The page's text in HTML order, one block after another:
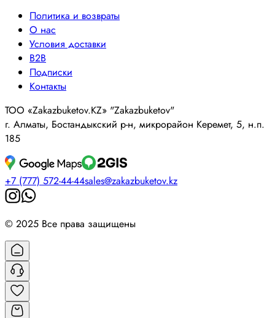
Политика и возвраты
О нас
Условия доставки
B2B
Подписки
Контакты
ТОО «Zakazbuketov.KZ» "Zakazbuketov"
г. Алматы, Бостандыкский р-н, микрорайон Керемет, 5, н.п.
185
+7 (777) 572-44-44sales@zakazbuketov.kz
© 2025 Все права защищены